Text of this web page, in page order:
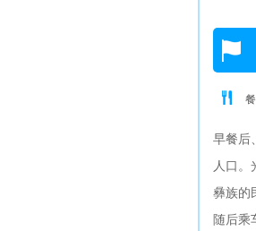
早餐后
人口。
彝族的
随后乘